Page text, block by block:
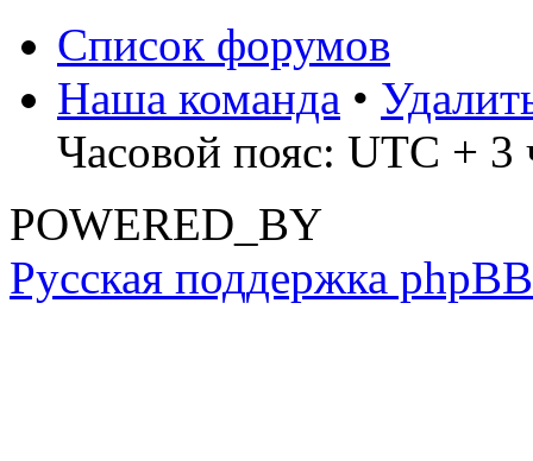
Список форумов
Наша команда •
Часовой пояс: UTC + 3
POWERED_BY
Русская поддержка phpBB